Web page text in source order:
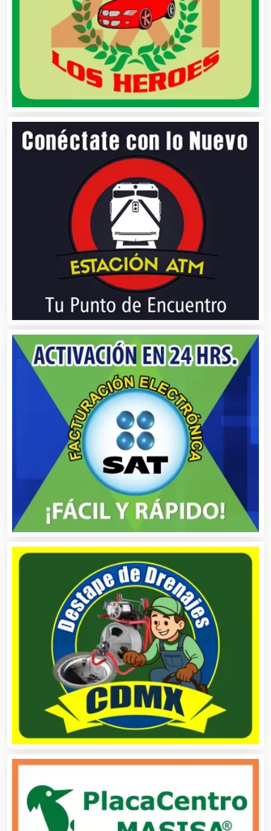
Bebidas
Belleza
Bordados y Estampados
Boutiques
Cafeterías
Cajas de Ahorro
Cámaras de Comercio
Camiones para Fletes
Cancelería de Aluminio
Capacitación
Carnicerías
Centros Comerciales
Centros de Espectáculos
Centros de Nutrición
Centros Turísticos
Cerrajerías
Cibercafés
Clínicas de Rehabilitación